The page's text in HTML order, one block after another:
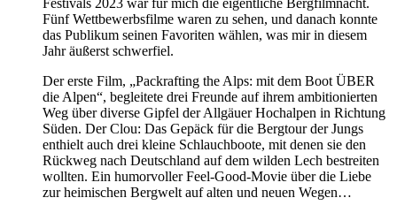
Fünf Wettbewerbsfilme waren zu sehen, und danach konnte
das Publikum seinen Favoriten wählen, was mir in diesem
Jahr äußerst schwerfiel.
Der erste Film, „Packrafting the Alps: mit dem Boot ÜBER
die Alpen“, begleitete drei Freunde auf ihrem ambitionierten
Weg über diverse Gipfel der Allgäuer Hochalpen in Richtung
Süden. Der Clou: Das Gepäck für die Bergtour der Jungs
enthielt auch drei kleine Schlauchboote, mit denen sie den
Rückweg nach Deutschland auf dem wilden Lech bestreiten
wollten. Ein humorvoller Feel-Good-Movie über die Liebe
zur heimischen Bergwelt auf alten und neuen Wegen…